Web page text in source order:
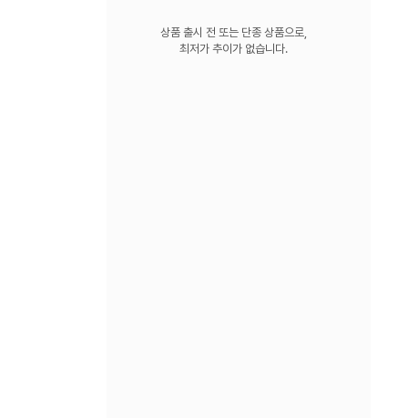
상품 출시 전 또는 단종 상품으로,
최저가 추이가 없습니다.